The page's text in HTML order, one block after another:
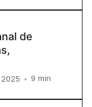
de
• 9 min